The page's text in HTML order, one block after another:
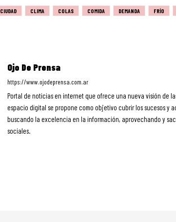
CIUDAD CLIMA COLAS COMIDA DEMANDA FRÍO
Ojo De Prensa
https://www.ojodeprensa.com.ar
Portal de noticias en internet que ofrece una nueva visión de
espacio digital se propone como objetivo cubrir los sucesos y
buscando la excelencia en la información, aprovechando y
sociales.